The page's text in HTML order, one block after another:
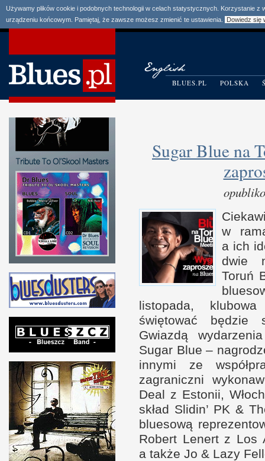
Używamy plików cookie i podobnych technologii w celach statystycznych. Korzystanie
urządzeniu końcowym. Pamiętaj, że zawsze możesz zmienić te ustawienia.
Dowiedz się
BLUES.PL POLSKA
Sugar Blue na
w r
a ich
dwie
Toruń
listopada,
świętować będzie
Gwiazdą
Sugar Blue –
innymi ze
zagraniczni
Deal z Estonii,
skład Slidin’ PK &
bluesową
Robert Lenert z L os
a także Jo & Lazy